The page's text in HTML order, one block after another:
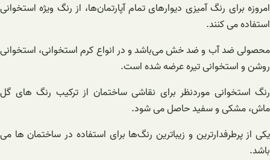
امروزه برای رنگ آمیزی دیوارهای تمام آپارتمان‌ها، از رنگ ویژه استخوانی
استفاده می کنند.
محصولی ضد آب و ضد خش می‌باشد و در انواع کرم استخوانی، استخوانی
روشن و استخوانی تیره عرضه شده است.
رنگ استخوانی موردنظر برای نقاشی ساختمان از ترکیب رنگ های گل
ماش، مشکی و سفید حاصل می شود.
یکی از پرطرفدارترین و زیباترین رنگ‌ها برای استفاده در ساختمان ها می
باشد.